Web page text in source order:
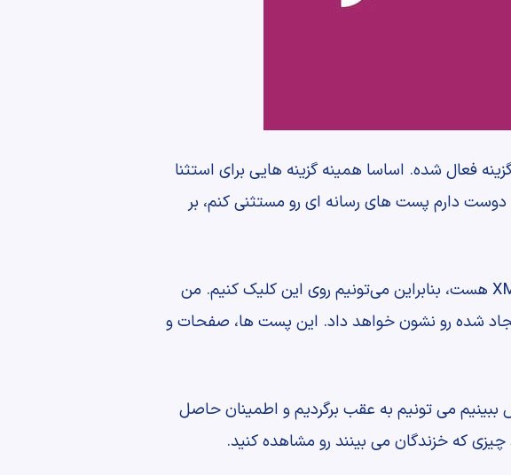
فعال شده. اساسا همینه گزینه هایی برای استثنا
دارم پست های رسانه ای رو مستثنی کنم، بر
کاری که واقعا می خوام در این قسمت انجام بدم نشون دادن ظاهر نقشه سایت XML هست، بنابراین می‌تونیم روی این کلیک کنیم. من
شده رو نشون خواهد داد. این پست ها، صفحات و
می تونیم به عقب برگردیم و اطمینان حاصل
چیزی که خزندگان می بینند رو مشاهده کنید.